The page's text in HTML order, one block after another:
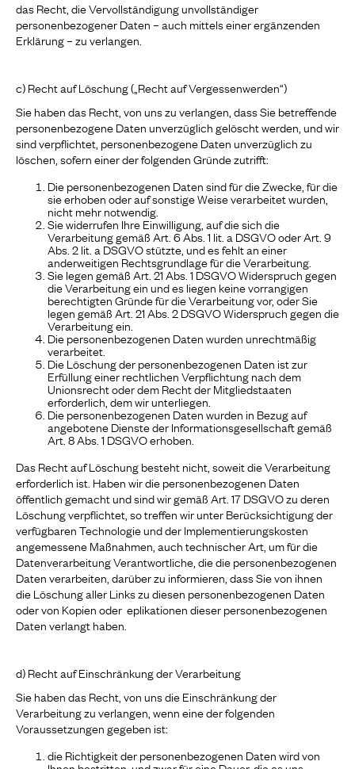
das Recht, die Vervollständigung unvollständiger
personenbezogener Daten – auch mittels einer ergänzenden
Erklärung – zu verlangen.
c) Recht auf Löschung („Recht auf Vergessenwerden“)
Sie haben das Recht, von uns zu verlangen, dass Sie betreffende
personenbezogene Daten unverzüglich gelöscht werden, und wir
sind verpflichtet, personenbezogene Daten unverzüglich zu
löschen, sofern einer der folgenden Gründe zutrifft:
Die personenbezogenen Daten sind für die Zwecke, für die
sie erhoben oder auf sonstige Weise verarbeitet wurden,
nicht mehr notwendig.
Sie widerrufen Ihre Einwilligung, auf die sich die
Verarbeitung gemäß Art. 6 Abs. 1 lit. a DSGVO oder Art. 9
Abs. 2 lit. a DSGVO stützte, und es fehlt an einer
anderweitigen Rechtsgrundlage für die Verarbeitung.
Sie legen gemäß Art. 21 Abs. 1 DSGVO Widerspruch gegen
die Verarbeitung ein und es liegen keine vorrangigen
berechtigten Gründe für die Verarbeitung vor, oder Sie
legen gemäß Art. 21 Abs. 2 DSGVO Widerspruch gegen die
Verarbeitung ein.
Die personenbezogenen Daten wurden unrechtmäßig
verarbeitet.
Die Löschung der personenbezogenen Daten ist zur
Erfüllung einer rechtlichen Verpflichtung nach dem
Unionsrecht oder dem Recht der Mitgliedstaaten
erforderlich, dem wir unterliegen.
Die personenbezogenen Daten wurden in Bezug auf
angebotene Dienste der Informationsgesellschaft gemäß
Art. 8 Abs. 1 DSGVO erhoben.
Das Recht auf Löschung besteht nicht, soweit die Verarbeitung
erforderlich ist. Haben wir die personenbezogenen Daten
öffentlich gemacht und sind wir gemäß Art. 17 DSGVO zu deren
Löschung verpflichtet, so treffen wir unter Berücksichtigung der
verfügbaren Technologie und der Implementierungskosten
angemessene Maßnahmen, auch technischer Art, um für die
Datenverarbeitung Verantwortliche, die die personenbezogenen
Daten verarbeiten, darüber zu informieren, dass Sie von ihnen
die Löschung aller Links zu diesen personenbezogenen Daten
oder von Kopien oder eplikationen dieser personenbezogenen
Daten verlangt haben.
d) Recht auf Einschränkung der Verarbeitung
Sie haben das Recht, von uns die Einschränkung der
Verarbeitung zu verlangen, wenn eine der folgenden
Voraussetzungen gegeben ist:
die Richtigkeit der personenbezogenen Daten wird von